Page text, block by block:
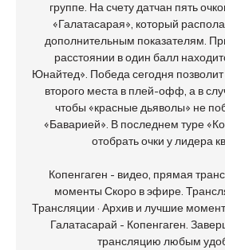
группе. На счету датчан пять
«Галатасарая», который
дополнительным показателям.
расстоянии в один балл
Юнайтед». Победа сегодня
второго места в плей-офф, а в
чтобы «красные дьяволы» не
«Баварией». В последнем туре
отобрать очки у лидера
Копенгаген - видео, прямая
моменты Скоро в эфире.
Трансляции · Архив и лучшие
Галатасарай - Копенгаген.
трансляцию любым